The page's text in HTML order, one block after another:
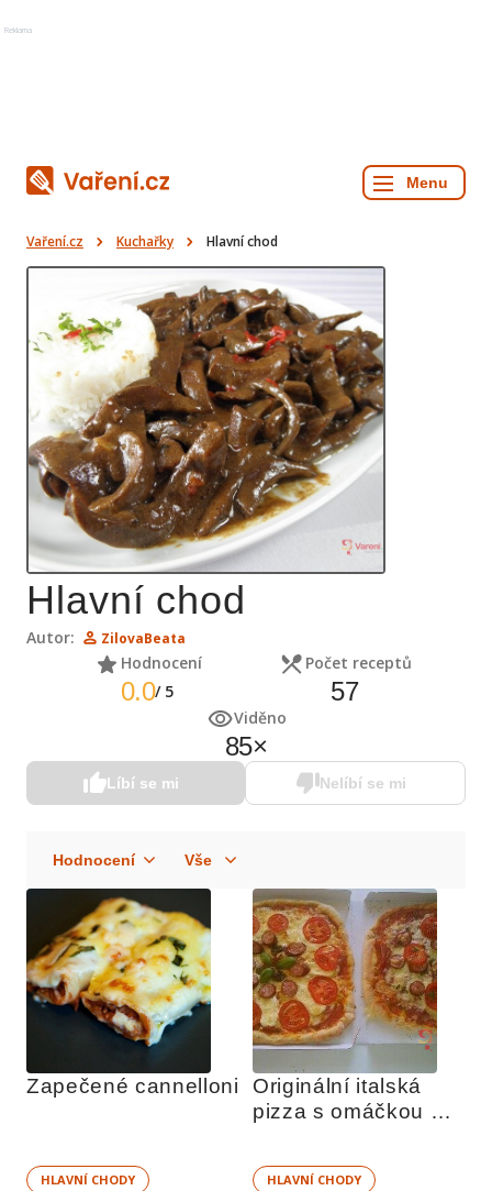
Reklama
Vaření.cz Kuchařky Hlavní chod
Hlavní chod
Autor: ZilovaBeata
Hodnocení
0.0/ 5
Počet receptů
57
Viděno
85×
Líbí se mi Nelíbí se mi
Zapečené cannelloni
HLAVNÍ CHODY
Originální italská
pizza s omáčkou
HLAVNÍ CHODY